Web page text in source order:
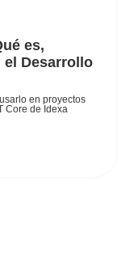
es,
el Desarrollo
en proyectos
Core de Idexa